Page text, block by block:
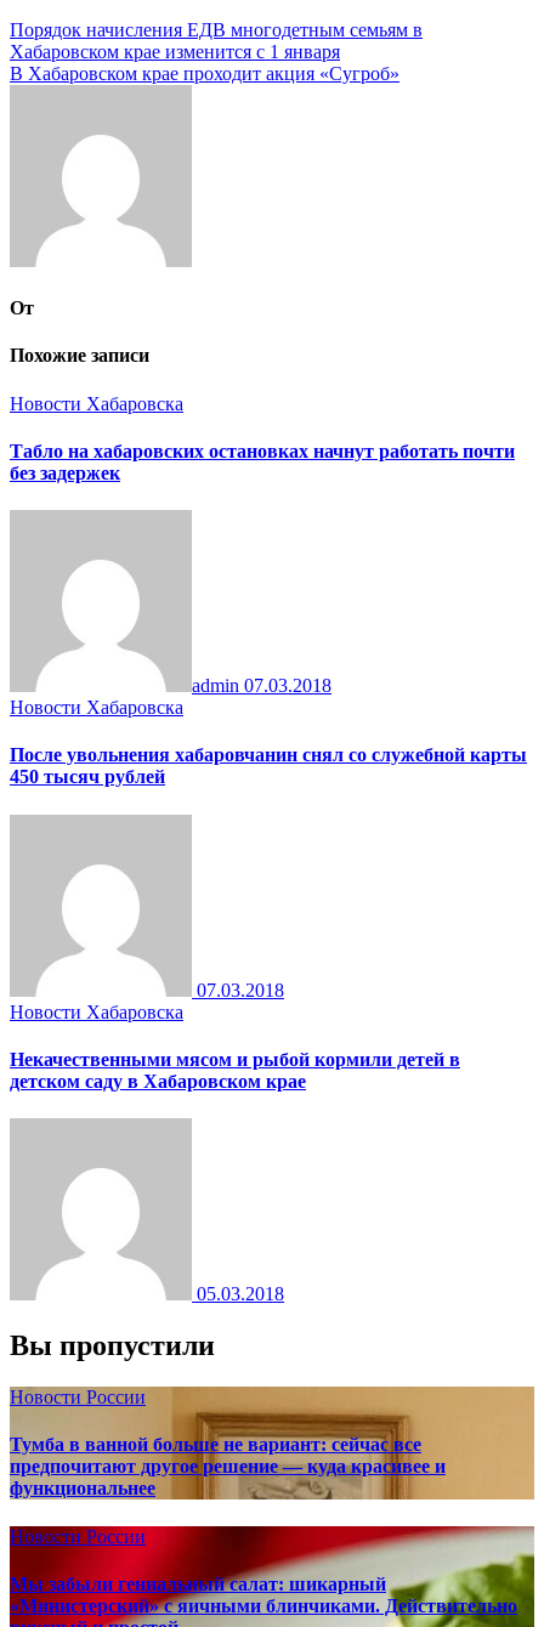
Навигация
по
Порядок начисления ЕДВ многодетным семьям в
Хабаровском крае изменится с 1 января
В Хабаровском крае проходит акция «Сугроб»
От
Похожие записи
Новости Хабаровска
Табло на хабаровских остановках начнут работать почти
без задержек
admin 07.03.2018
Новости Хабаровска
После увольнения хабаровчанин снял со служебной карты
450 тысяч рублей
07.03.2018
Новости Хабаровска
Некачественными мясом и рыбой кормили детей в
детском саду в Хабаровском крае
05.03.2018
Вы пропустили
Новости России
Тумба в ванной больше не вариант: сейчас все
предпочитают другое решение — куда красивее и
функциональнее
Новости России
Мы забыли гениальный салат: шикарный
«Министерский» с яичными блинчиками. Действительно